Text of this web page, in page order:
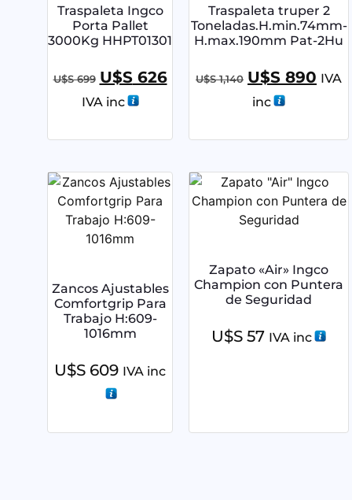
Traspaleta Ingco
Porta Pallet
3000Kg HHPT01301
U$S699 U$S626
IVA inc
Traspaleta truper 2
Toneladas.H.min.74mm-
H.max.190mm Pat-2Hu
U$S1,140 U$S 890 IVA
inc
Zancos Ajustables
Comfortgrip Para
Trabajo H:609-
1016mm
U$S 609 IVA inc
Zapato «Air» Ingco
Champion con Puntera
de Seguridad
U$S 57 IVA inc